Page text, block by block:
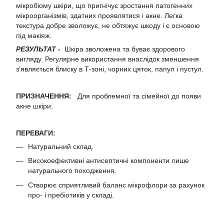
мікробіому шкіри, що пригнічує зростання патогенних
мікроорганізмів, здатних проявлятися і акне. Легка
текстура добре зволожує, не обтяжує шкоду і є основою
під макіяж.
РЕЗУЛЬТАТ - Шкіра зволожена та буває здорового
вигляду. Регулярне використання внаслідок зменшення
з’являється блиску в Т-зоні, чорних цяток, папул і пустул.
ПРИЗНАЧЕННЯ: Для проблемної та сімейної до появи
акне шкіри.
ПЕРЕВАГИ:
Натуральний склад.
Високоефективні антисептичні компоненти лише
натурального походження.
Створює сприятливий баланс мікрофлори за рахунок
про- і пребіотиків у складі.